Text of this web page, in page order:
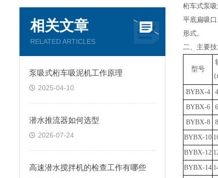
相关文章
RELATED ARTICLES
泵吸式桁车吸泥机工作原理
2025-04-10
潜水推流器如何选型
2026-07-24
高速潜水搅拌机的检查工作有哪些
桁车式泵
平底扁吸
形式。
二、主要
型号
BYBX-4
BYBX-6
BYBX-8
BYBX-10
BYBX-12
BYBX-14